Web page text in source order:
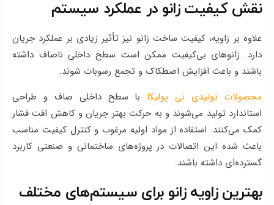
نقش کیفیت زانو در عملکرد سیستم
علاوه بر زاویه، کیفیت ساخت زانو نیز تأثیر زیادی بر عملکرد جریان
دارد. زانوهای بی‌کیفیت ممکن است سطح داخلی ناصاف داشته
باشند و باعث افزایش اصطکاک و تجمع رسوبات شوند.
محصولات تولیدی نی پولیکا با سطح داخلی صاف و طراحی
استاندارد تولید می‌شوند و به حرکت بهتر جریان و کاهش افت فشار
کمک می‌کنند. استفاده از مواد اولیه مرغوب و کنترل کیفیت مناسب
باعث شده این اتصالات در پروژه‌های ساختمانی و صنعتی کاربرد
گسترده‌ای داشته باشند.
بهترین زاویه زانو برای سیستم‌های مختلف